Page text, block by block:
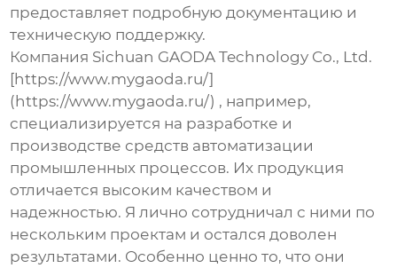
предоставляет подробную документацию и
техническую поддержку.
Компания Sichuan GAODA Technology Co., Ltd.
[https://www.mygaoda.ru/]
(https://www.mygaoda.ru/) , например,
специализируется на разработке и
производстве средств автоматизации
промышленных процессов. Их продукция
отличается высоким качеством и
надежностью. Я лично сотрудничал с ними по
нескольким проектам и остался доволен
результатами. Особенно ценно то, что они